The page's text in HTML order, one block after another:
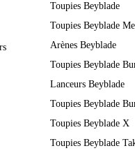
Toupies Beyblade
Toupies Beyblade
Arènes Beyblade
Toupies Beyblade
Lanceurs Beyblade
Toupies Beyblade
Toupies Beyblade X
Toupies Beyblade